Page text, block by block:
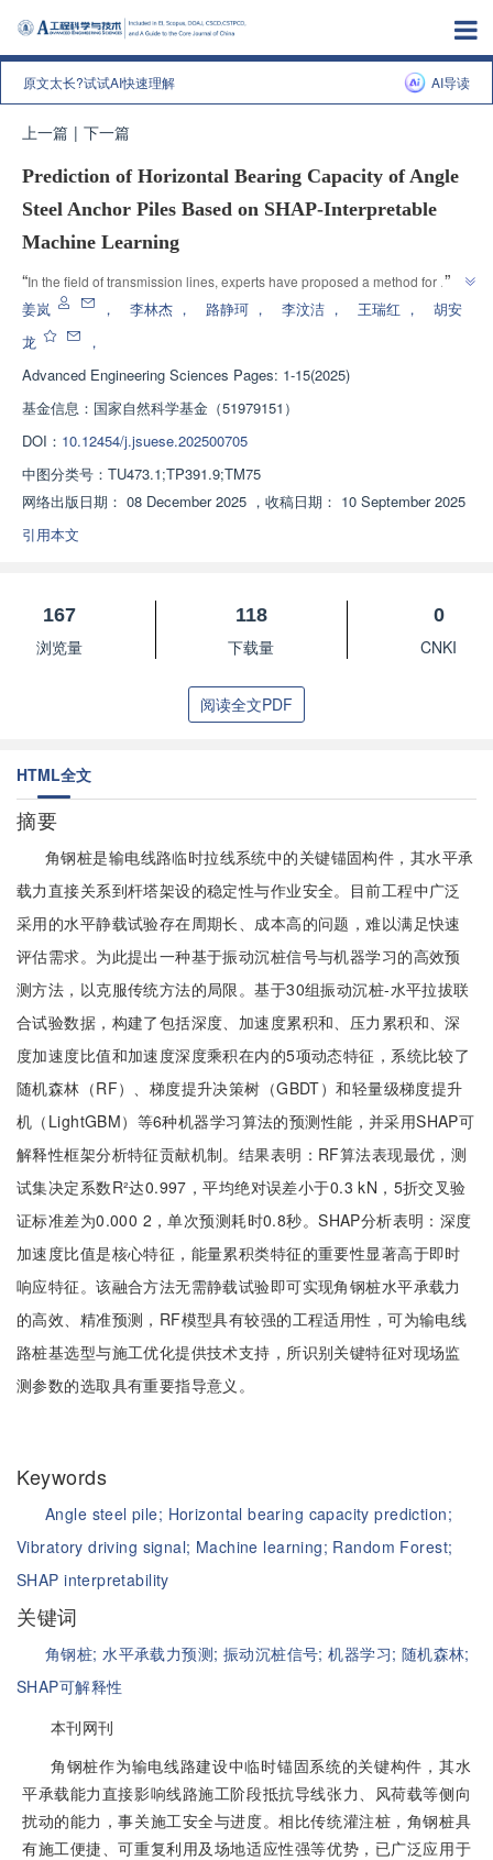
原文太长?试试AI快速理解 AI导读
上一篇 | 下一篇
Prediction of Horizontal Bearing Capacity of Angle
Steel Anchor Piles Based on SHAP-Interpretable
Machine Learning
“In the field of transmission lines, experts have proposed a method for
predicting the horizontal bearing capacity of angle steel piles based on
vibration pile sinking signals and machine learning, providing technical
support for the stability and operational safety of tower erection.
”
姜岚 ， 李林杰 ， 路静珂 ， 李汶洁 ， 王瑞红 ，
胡安
龙
，
Advanced Engineering Sciences Pages: 1-15(2025)
基金信息： 国家自然科学基金（51979151）
DOI： 10.12454/j.jsuese.202500705
中图分类号： TU473.1;TP391.9;TM75
网络出版日期： 08 December 2025 ， 收稿日期： 10 September 2025
引用本文
167
浏览量
118
下载量
0
CNKI
阅读全文PDF
HTML全文
摘要
角钢桩是输电线路临时拉线系统中的关键锚固构件，其水平承
载力直接关系到杆塔架设的稳定性与作业安全。目前工程中广泛
采用的水平静载试验存在周期长、成本高的问题，难以满足快速
评估需求。为此提出一种基于振动沉桩信号与机器学习的高效预
测方法，以克服传统方法的局限。基于30组振动沉桩-水平拉拔联
合试验数据，构建了包括深度、加速度累积和、压力累积和、深
度加速度比值和加速度深度乘积在内的5项动态特征，系统比较了
随机森林（RF）、梯度提升决策树（GBDT）和轻量级梯度提升
机（LightGBM）等6种机器学习算法的预测性能，并采用SHAP可
解释性框架分析特征贡献机制。结果表明：RF算法表现最优，测
试集决定系数R²达0.997，平均绝对误差小于0.3 kN，5折交叉验
证标准差为0.000 2，单次预测耗时0.8秒。SHAP分析表明：深度
加速度比值是核心特征，能量累积类特征的重要性显著高于即时
响应特征。该融合方法无需静载试验即可实现角钢桩水平承载力
的高效、精准预测，RF模型具有较强的工程适用性，可为输电线
路桩基选型与施工优化提供技术支持，所识别关键特征对现场监
测参数的选取具有重要指导意义。
Keywords
Angle steel pile; Horizontal bearing capacity prediction;
Vibratory driving signal; Machine learning; Random Forest;
SHAP interpretability
关键词
角钢桩;水平承载力预测; 振动沉桩信号;机器学习; 随机森林;
SHAP可解释性
本刊网刊
角钢桩作为输电线路建设中临时锚固系统的关键构件，其水
平承载能力直接影响线路施工阶段抵抗导线张力、风荷载等侧向
扰动的能力，事关施工安全与进度。相比传统灌注桩，角钢桩具
有施工便捷、可重复利用及场地适应性强等优势，已广泛应用于